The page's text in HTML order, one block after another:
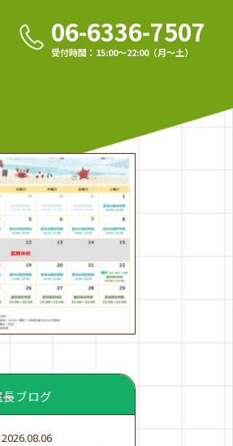
06-6336-7507
受付時間：15:00〜22:00（月〜土）
ブログ
2026.08.06